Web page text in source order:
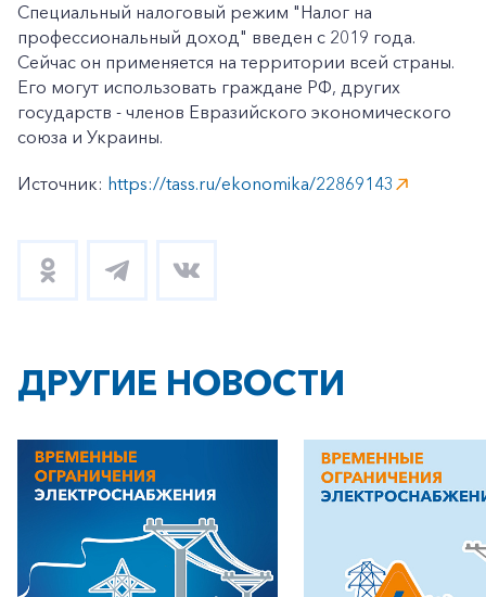
Специальный налоговый режим "Налог на
профессиональный доход" введен с 2019 года.
Сейчас он применяется на территории всей страны.
Его могут использовать граждане РФ, других
государств - членов Евразийского экономического
союза и Украины.
Источник: https://tass.ru/ekonomika/22869143
ДРУГИЕ НОВОСТИ